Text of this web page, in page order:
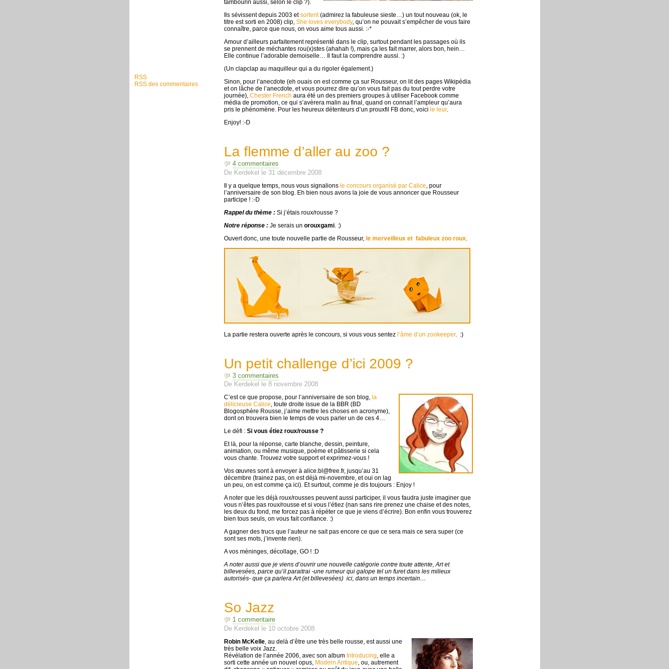
RSS
RSS des commentaires
tambourin aussi, selon le clip ?).
Ils sévissent depuis 2003 etsortent(admirez la fabuleuse sieste…) un tout nouveau (ok, le
titre est sorti en 2008) clip, She loves everybody, qu’on ne pouvait s’empêcher de vous faire
connaître, parce que nous, on vous aime tous aussi. :-*
Amour d’ailleurs parfaitement représenté dans le clip, surtout pendant les passages où ils
se prennent de méchantes rou(x)stes (ahahah !), mais ça les fait marrer, alors bon, hein…
Elle continue l’adorable demoiselle… Il faut la comprendre aussi. :)
(Un clapclap au maquilleur qui a du rigoler également.)
Sinon, pour l’anecdote (eh ouais on est comme ça sur Rousseur, on lit des pages Wikipédia
et on lâche de l’anecdote, et vous pourrez dire qu’on vous fait pas du tout perdre votre
journée), Chester French aura été un des premiers groupes à utiliser Facebook comme
média de promotion, ce qui s’avèrera malin au final, quand on connait l’ampleur qu’aura
pris le phénomène. Pour les heureux détenteurs d’un prouxfil FB donc, voici le leur.
Enjoy! :-D
La flemme d’aller au zoo ?
4 commentaires
De Kerdekel le 31 décembre 2008
Il y a quelque temps, nous vous signalions le concours organisé par Calice , pour
l’anniversaire de son blog. Eh bien nous avons la joie de vous annoncer que Rousseur
participe ! :-D
Rappel du thème :Si j’étais roux/rousse ?
Notre réponse :Je serais un orouxgami. :)
Ouvert donc, une toute nouvelle partie de Rousseur, le merveilleux et fabuleux zoo roux.
La partie restera ouverte après le concours, si vous vous sentez l’âme d’un zookeeper. :)
Un petit challenge d’ici 2009 ?
3 commentaires
De Kerdekel le 8 novembre 2008
C’est ce que propose, pour l’anniversaire de son blog, la
délicieuse Calice, toute droite issue de la BBR (BD
Blogosphère Rousse, j’aime mettre les choses en acronyme),
dont on trouvera bien le temps de vous parler un de ces 4…
Le défi : Si vous étiez roux/rousse ?
Et là, pour la réponse, carte blanche, dessin, peinture,
animation, ou même musique, poème et pâtisserie si cela
vous chante. Trouvez votre support et exprimez-vous !
Vos œuvres sont à envoyer à alice.bl@free.fr, jusqu’au 31
décembre (trainez pas, on est déjà mi-novembre, et oui on lag
un peu, on est comme ça ici). Et surtout, comme je dis toujours : Enjoy !
A noter que les déjà roux/rousses peuvent aussi participer, il vous faudra juste imaginer que
vous n’êtes pas roux/rousse et si vous l’étiez (nan sans rire prenez une chaise et des notes,
les deux du fond, me forcez pas à répéter ce que je viens d’écrire). Bon enfin vous trouverez
bien tous seuls, on vous fait confiance. :)
A gagner des trucs que l’auteur ne sait pas encore ce que ce sera mais ce sera super (ce
sont ses mots, j’invente rien).
A vos méninges, décollage, GO ! :D
A noter aussi que je viens d’ouvrir une nouvelle catégorie contre toute attente, Art et
billevesées, parce qu’il paraitrai -une rumeur qui galope tel un furet dans les milieux
autorisés- que ça parlera Art (et billevesées) ici, dans un temps incertain…
So Jazz
1 commentaire
De Kerdekel le 10 octobre 2008
Robin McKelle, au delà d’être une très belle rousse, est aussi une
très belle voix Jazz.
Révélation de l’année 2006, avec son album Introducing, elle a
sorti cette année un nouvel opus, Modern Antique, ou, autrement